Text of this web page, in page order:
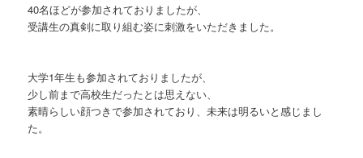
40名ほどが参加されておりましたが、
受講生の真剣に取り組む姿に刺激をいただきました。
大学1年生も参加されておりましたが、
少し前まで高校生だったとは思えない、
素晴らしい顔つきで参加されており、未来は明るいと感じまし
た。